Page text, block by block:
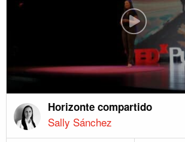
Horizonte compartido
Sally Sánchez